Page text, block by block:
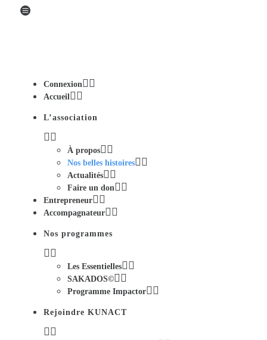
Connexion
Accueil
L’association
À propos
Nos belles histoires
Actualités
Faire un don
Entrepreneur
Accompagnateur
Nos programmes
Les Essentielles
SAKADOS©
Programme Impactor
Rejoindre KUNACT